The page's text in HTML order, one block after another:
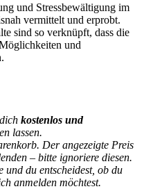
und Stressbewältigung im
vermittelt und erprobt.
sind so verknüpft, dass die
und
kostenlos und
lassen.
Der angezeigte Preis
– bitte ignoriere diesen.
du entscheidest, ob du
anmelden möchtest.